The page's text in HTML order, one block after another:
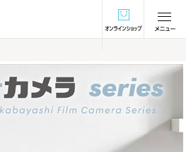
オンラインショ